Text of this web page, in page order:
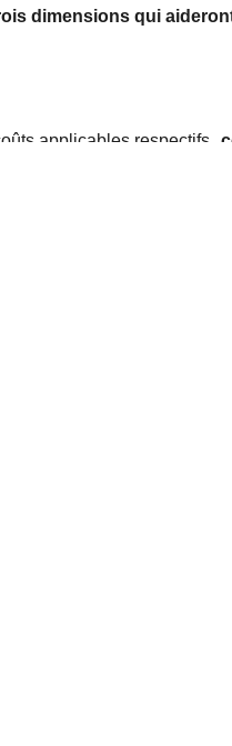
dimensions qui
applicables respectifs,